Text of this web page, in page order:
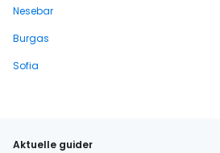
Nesebar
Burgas
Sofia
Aktuelle guider